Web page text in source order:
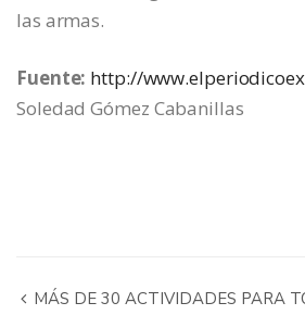
las armas.
Fuente: http://
Soledad Gómez Cabanillas
MÁS DE 30 ACTIVIDADES PARA